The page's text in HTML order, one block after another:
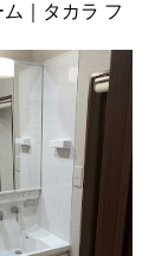
｜タカラ フ